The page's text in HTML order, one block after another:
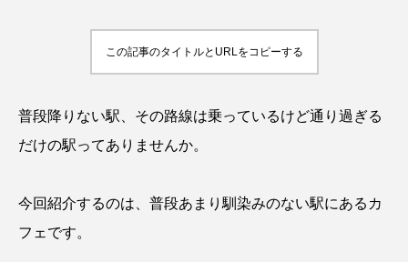
この記事のタイトルとURLをコピーする
普段降りない駅、その路線は乗っているけど通り過ぎる
だけの駅ってありませんか。
今回紹介するのは、普段あまり馴染みのない駅にあるカ
フェです。